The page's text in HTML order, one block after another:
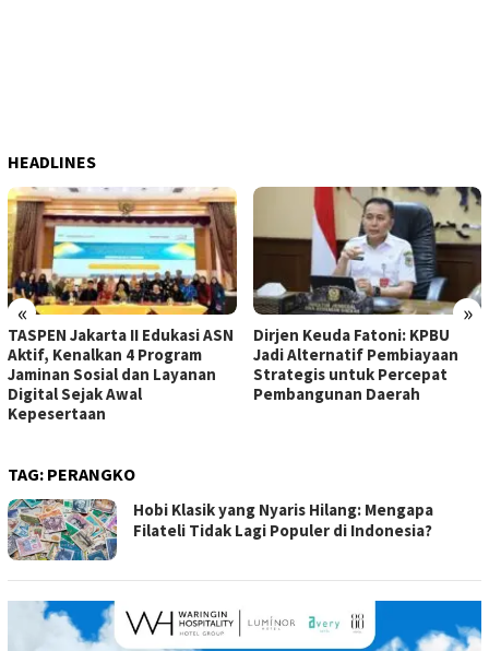
HEADLINES
« »
TASPEN Jakarta II Edukasi ASN
Aktif, Kenalkan 4 Program
Jaminan Sosial dan Layanan
Digital Sejak Awal
Kepesertaan
Dirjen Keuda Fatoni: KPBU
Jadi Alternatif Pembiayaan
Strategis untuk Percepat
Pembangunan Daerah
TAG: PERANGKO
Hobi Klasik yang Nyaris Hilang: Mengapa
Filateli Tidak Lagi Populer di Indonesia?